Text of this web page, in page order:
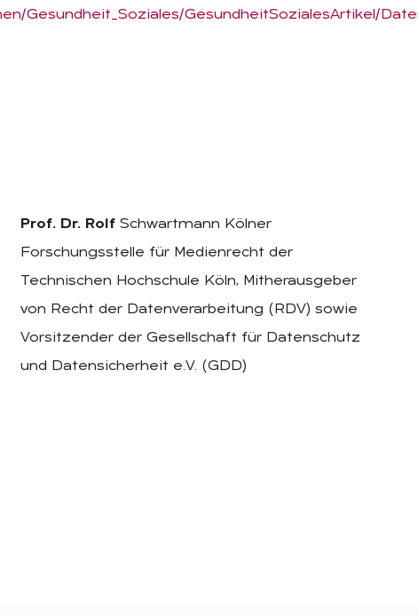
Gesundheit_Soziales/GesundheitSozialesArtikel/
Prof. Dr. Rolf Schwartmann Kölner
Forschungsstelle für Medienrecht der
Technischen Hochschule Köln, Mitherausgeber
von Recht der Datenverarbeitung (RDV) sowie
Vorsitzender der Gesellschaft für Datenschutz
und Datensicherheit e.V. (GDD)